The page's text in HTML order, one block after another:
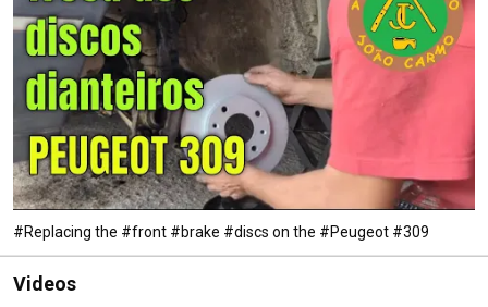
#Replacing the #front #brake #discs on the #Peugeot #309
Videos